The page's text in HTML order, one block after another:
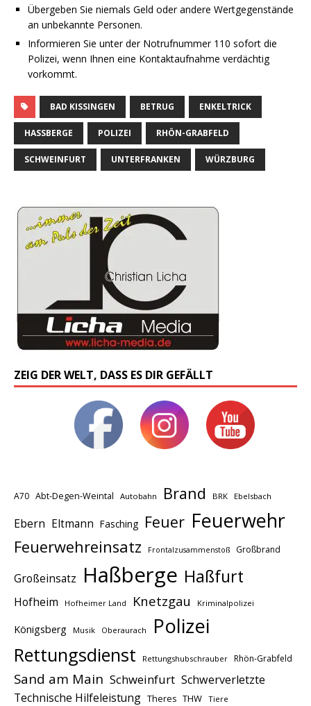
Übergeben Sie niemals Geld oder andere Wertgegenstände
an unbekannte Personen.
Informieren Sie unter der Notrufnummer 110 sofort die
Polizei, wenn Ihnen eine Kontaktaufnahme verdächtig
vorkommt.
BAD KISSINGEN BETRUG ENKELTRICK
HASSBERGE POLIZEI RHÖN-GRABFELD
SCHWEINFURT UNTERFRANKEN WÜRZBURG
ZEIG DER WELT, DASS ES DIR GEFÄLLT
A70 Abt-Degen-Weintal Autobahn Brand BRK Ebelsbach
Ebern Eltmann Fasching Feuer Feuerwehr
Feuerwehreinsatz Frontalzusammenstoß Großbrand
Großeinsatz Haßberge Haßfurt
Hofheim Hofheimer Land Knetzgau Kriminalpolizei
Königsberg Musik Oberaurach Polizei
Rettungsdienst Rettungshubschrauber Rhön-Grabfeld
Sand am Main Schweinfurt Schwerverletzte
Technische Hilfeleistung Theres THW Tiere